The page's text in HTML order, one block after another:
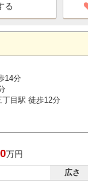
14分
目駅 徒歩12分
万円
広さ